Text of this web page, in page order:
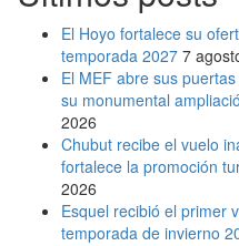
El Hoyo fortalece su
temporada 2027 7
El MEF abre sus
su monumental
2026
Chubut recibe el vuelo
fortalece la promoción
2026
Esquel recibió el primer
temporada de invierno